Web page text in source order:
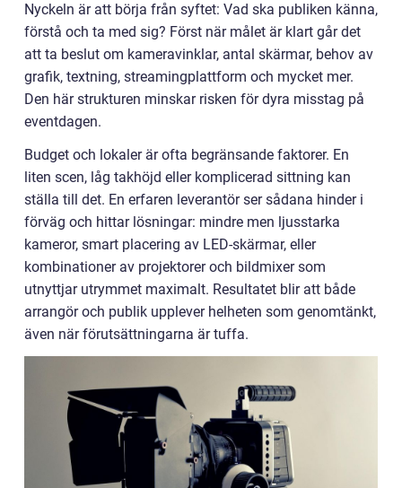
Nyckeln är att börja från syftet: Vad ska publiken känna,
förstå och ta med sig? Först när målet är klart går det
att ta beslut om kameravinklar, antal skärmar, behov av
grafik, textning, streamingplattform och mycket mer.
Den här strukturen minskar risken för dyra misstag på
eventdagen.
Budget och lokaler är ofta begränsande faktorer. En
liten scen, låg takhöjd eller komplicerad sittning kan
ställa till det. En erfaren leverantör ser sådana hinder i
förväg och hittar lösningar: mindre men ljusstarka
kameror, smart placering av LED-skärmar, eller
kombinationer av projektorer och bildmixer som
utnyttjar utrymmet maximalt. Resultatet blir att både
arrangör och publik upplever helheten som genomtänkt,
även när förutsättningarna är tuffa.